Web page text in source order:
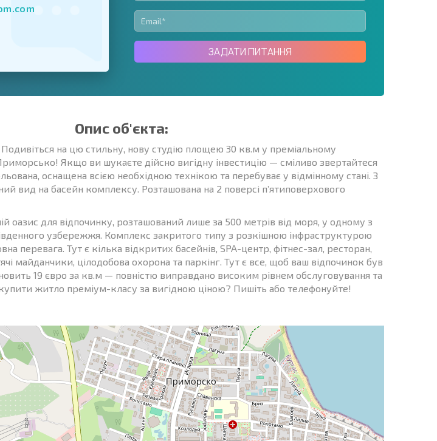
Надіслати повідомлення
ЗАДАТИ ПИТАННЯ
Опис об'єкта:
Подивіться на цю стильну, нову студію площею 30 кв.м у преміальному
Якщо ви шукаєте дійсно вигідну інвестицію — сміливо звертайтеся
оснащена всією необхідною технікою та перебуває у відмінному стані. З
вид на басейн комплексу. Розташована на 2 поверсі п’ятиповерхового
оазис для відпочинку, розташований лише за 500 метрів від моря, у одному з
узбережжя. Комплекс закритого типу з розкішною інфраструктурою
перевага. Тут є кілька відкритих басейнів, SPA-центр, фітнес-зал, ресторан,
майданчики, цілодобова охорона та паркінг. Тут є все, щоб ваш відпочинок був
19 євро за кв.м — повністю виправдано високим рівнем обслуговування та
житло преміум-класу за вигідною ціною? Пишіть або телефонуйте!